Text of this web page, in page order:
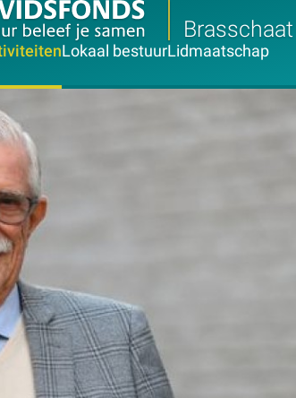
Brasschaat
Lokaal bestuurLidmaatschap